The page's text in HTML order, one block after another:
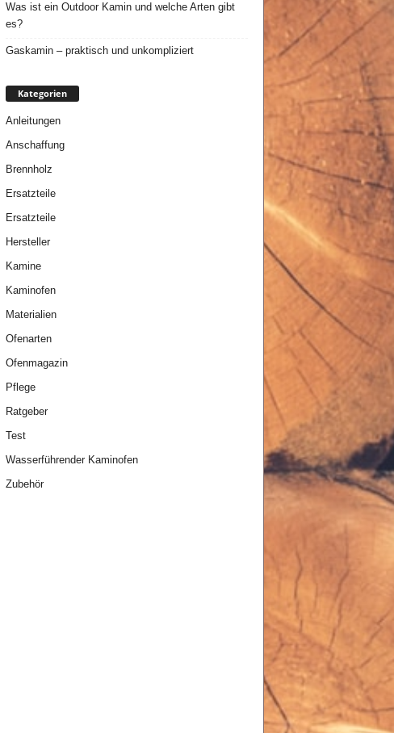
Was ist ein Outdoor Kamin und welche Arten gibt
es?
Gaskamin – praktisch und unkompliziert
Kategorien
Anleitungen
Anschaffung
Brennholz
Ersatzteile
Ersatzteile
Hersteller
Kamine
Kaminofen
Materialien
Ofenarten
Ofenmagazin
Pflege
Ratgeber
Test
Wasserführender Kaminofen
Zubehör